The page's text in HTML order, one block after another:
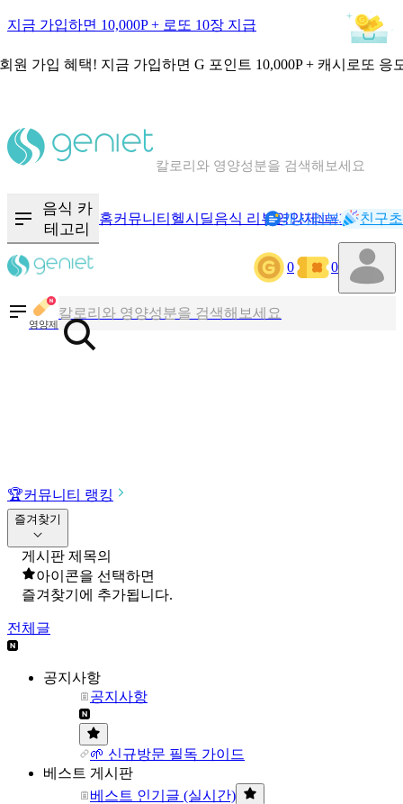
지금 가입하면 10,000P + 로또 10장 지급
원 가입 혜택! 지금 가입하면 G 포인트 10,000P + 캐시로또 응
칼로리와 영양성분을 검색해보세요
음식 카
테고리
홈커뮤니티 헬시딜음식 리뷰영양제NEW기록
캐시리뷰 친구
0 0
영양제
칼로리와 영양성분을 검색해보세요
혈당 · 다이어트 음식 검색해보세요
🏆커뮤니티 랭킹
즐겨찾기
게시판 제목의
아이콘을 선택하면
즐겨찾기에 추가됩니다.
전체글
공지사항
공지사항
🌱 신규방문 필독 가이드
베스트 게시판
베스트 인기글 (실시간)